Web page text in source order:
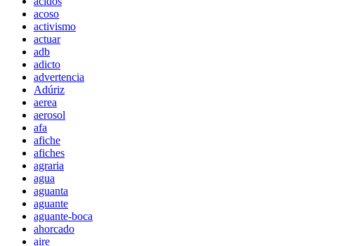
acoso
activismo
actuar
adb
adicto
advertencia
Adúriz
aerea
aerosol
afa
afiche
afiches
agraria
agua
aguanta
aguante
aguante-boca
ahorcado
aire